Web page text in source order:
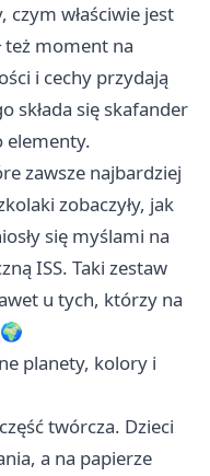
czym właściwie jest
też moment na
i cechy przydają
składa się skafander
elementy.
zawsze najbardziej
zobaczyły, jak
się myślami na
ISS. Taki zestaw
u tych, którzy na
planety, kolory i
twórcza. Dzieci
a na papierze